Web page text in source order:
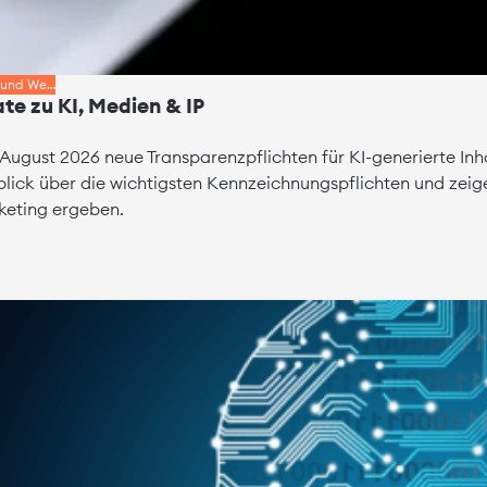
We…
zu KI, Medien & IP
2026 neue Transparenzpflichten für KI-generierte
über die wichtigsten Kennzeichnungspflichten und
ergeben.